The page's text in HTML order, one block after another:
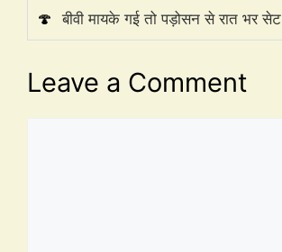
🍄 बीवी मायके गई तो पड़ोसन से रात भर सेट
Leave a Comment